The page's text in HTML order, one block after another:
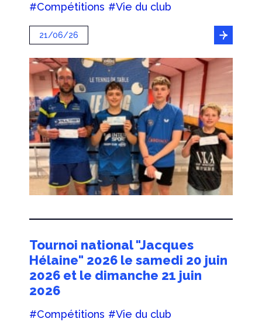
#Compétitions #Vie du club
21/06/26
Tournoi national "Jacques
Hélaine" 2026 le samedi 20 juin
2026 et le dimanche 21 juin
2026
#Compétitions #Vie du club